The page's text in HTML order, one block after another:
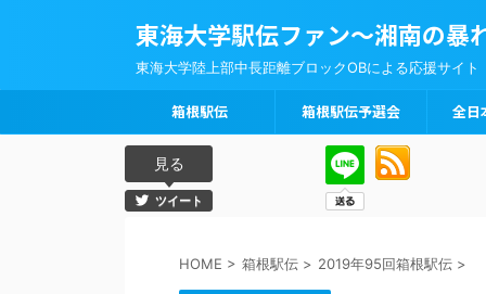
東海大学駅伝ファン～湘南の暴
東海大学陸上部中長距離ブロックOBによる応援サイト
箱根駅伝 箱根駅伝予選会 全日
見る
ツイート
HOME > 箱根駅伝 > 2019年95回箱根駅伝 >